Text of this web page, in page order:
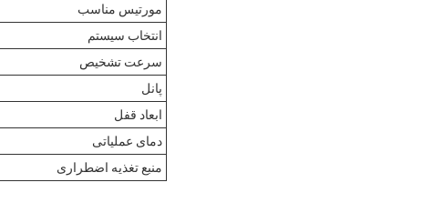
مورتیس مناسب
انتخاب سیستم
سرعت تشخیص
پانل
ابعاد قفل
دمای عملیاتی
منبع تغذیه اضطراری